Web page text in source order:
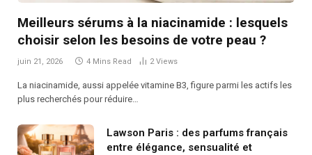
Meilleurs sérums à la niacinamide : lesquels
choisir selon les besoins de votre peau ?
juin 21, 2026 4 Mins Read 2Views
La niacinamide, aussi appelée vitamine B3, figure parmi les actifs les
plus recherchés pour réduire…
Lawson Paris : des parfums français
entre élégance, sensualité et